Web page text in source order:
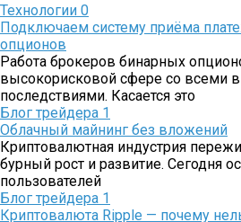
Технологии 0
Подключаем систему приёма
опционов
Работа брокеров бинарных
высокорисковой сфере со всеми
последствиями. Касается это
Блог трейдера 1
Облачный майнинг без вложений
Криптовалютная индустрия
бурный рост и развитие. Сегодня
пользователей
Блог трейдера 1
Криптовалюта Ripple — почему